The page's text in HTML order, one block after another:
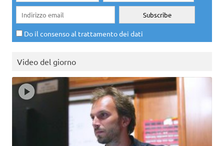
Do il consenso al trattamento dei dati
Video del giorno